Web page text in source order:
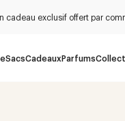
cadeau exclusif offert par
SacsCadeauxParfums